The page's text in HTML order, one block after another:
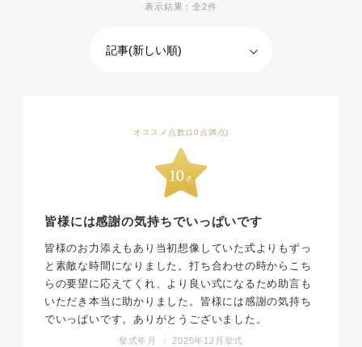
表示結果：全2件
オススメ点数(10点満点)
皆様には感謝の気持ちでいっぱいです
皆様のお力添えもあり当初想像していた式よりもずっ
と素敵な時間になりました。打ち合わせの時からこち
らの要望に応えてくれ、より良い式になるため助言も
いただき本当に助かりました。皆様には感謝の気持ち
でいっぱいです。ありがとうございました。
挙式年月 ： 2025年12月挙式